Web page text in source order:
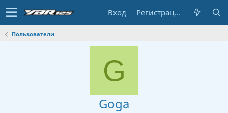
Вход Регистрация
Пользователи
G
Goga